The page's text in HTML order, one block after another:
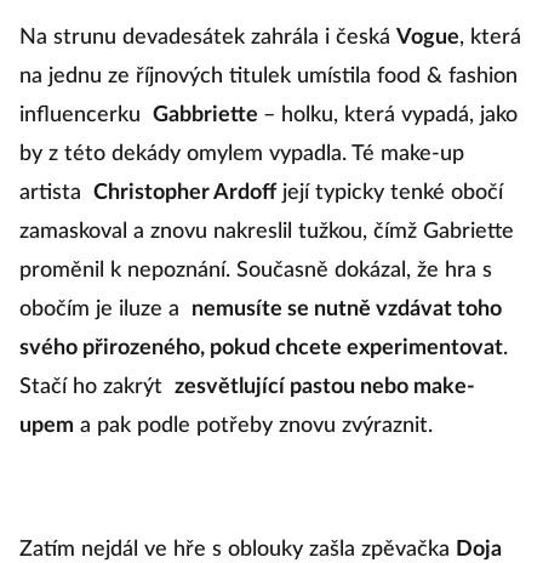
Na strunu devadesátek zahrála i česká Vogue, která
na jednu ze říjnových titulek umístila food & fashion
influencerku
Gabbriette – holku, která vypadá, jako
by z této dekády omylem vypadla. Té make-up
artista
Christopher Ardoffjejí typicky tenké obočí
zamaskoval a znovu nakreslil tužkou, čímž Gabriette
proměnil k nepoznání. Současně dokázal, že hra s
obočím je iluze a
nemusíte se nutně vzdávat toho
svého přirozeného, pokud chcete experimentovat.
Stačí ho zakrýt zesvětlující pastou nebo make-
upem a pak podle potřeby znovu zvýraznit.
Zatím nejdál ve hře s oblouky zašla zpěvačka Doja